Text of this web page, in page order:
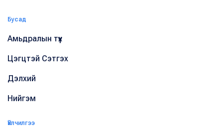
Бусад
Амьдралын түүх
Цэгцтэй Сэтгэх
Дэлхий
Нийгэм
Үйлчилгээ